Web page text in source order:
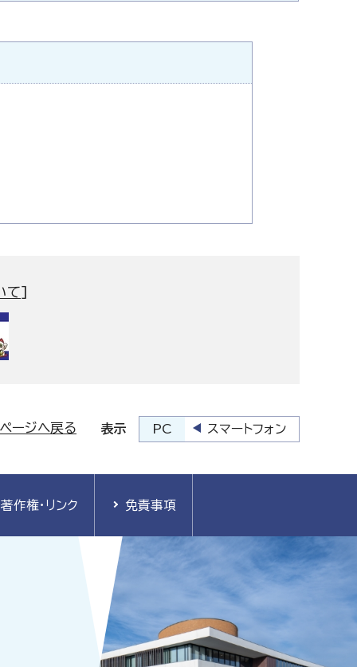
て]
ージへ戻る 表示 PC スマートフォン
著作権・リンク 免責事項